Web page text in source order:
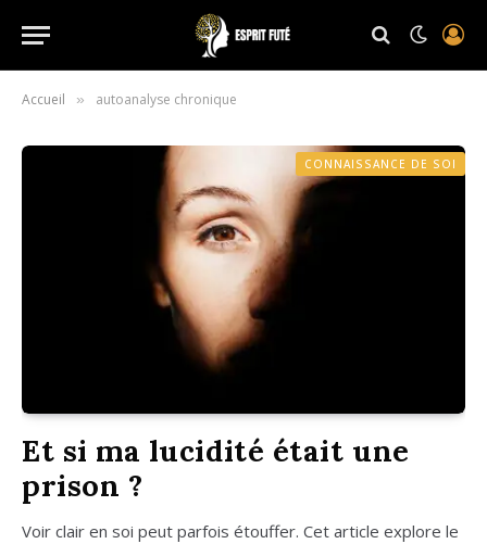
Accueil » autoanalyse chronique
CONNAISSANCE DE SOI
Et si ma lucidité était une
prison ?
Voir clair en soi peut par­fois étouf­fer. Cet article explore le